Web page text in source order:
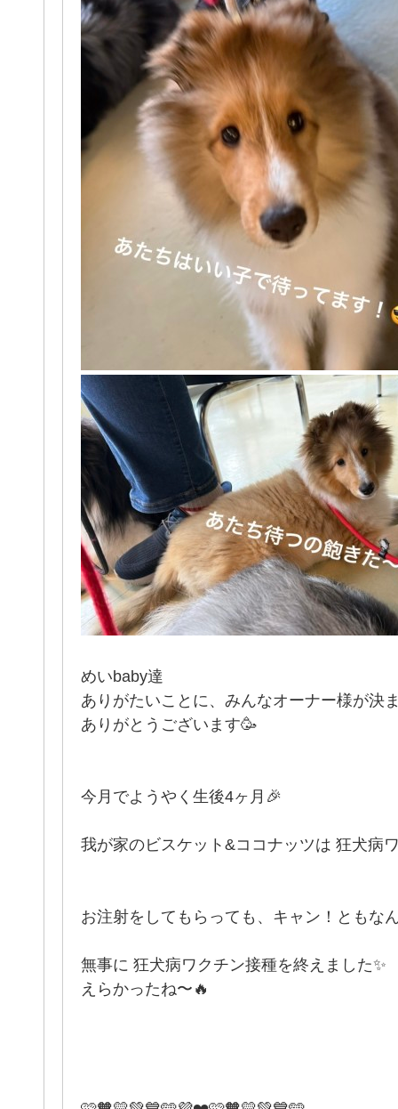
めいbaby達
ありがたいことに、みんなオーナー様が決
ありがとうございます🥳
今月でようやく生後4ヶ月🎉
我が家のビスケット&ココナッツは 狂犬病
お注射をしてもらっても、キャン！ともな
無事に 狂犬病ワクチン接種を終えました✨
えらかったね〜🔥